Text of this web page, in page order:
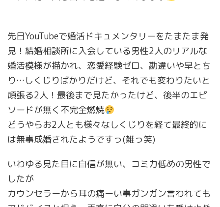
先日YouTubeで婚活ドキュメンタリーをたまたま発
見！結婚相談所に入会している男性2人のリアルな
婚活模様が描かれ、恋愛経験ゼロ、勘違いや早とち
り…しくじりばかりだけど、それでも変わりたいと
頑張る2人！最後まで見たかったけど、後半のエピ
ソードが無く不完全燃焼
どうやらお2人とも様々なしくじりを経て最終的に
は無事成婚されたようですっ(雑っ笑)
いわゆる見た目に自信が無い、コミ力低めの男性で
したが
カウンセラーから耳の痛ーい事ガンガン言われても